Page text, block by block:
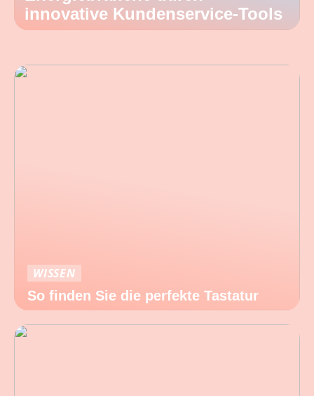
innovative Kundenservice-Tools
WISSEN
So finden Sie die perfekte Tastatur